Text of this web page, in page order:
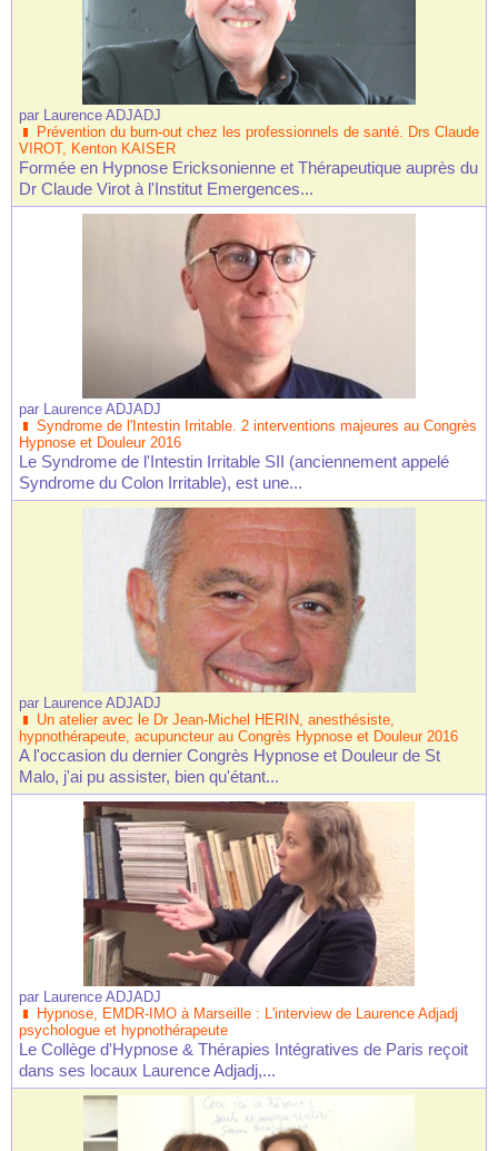
par Laurence ADJADJ
Prévention du burn-out chez les professionnels de santé. Drs Claude
VIROT, Kenton KAISER
Formée en Hypnose Ericksonienne et Thérapeutique auprès du
Dr Claude Virot à l'Institut Emergences...
par Laurence ADJADJ
Syndrome de l'Intestin Irritable. 2 interventions majeures au Congrès
Hypnose et Douleur 2016
Le Syndrome de l'Intestin Irritable SII (anciennement appelé
Syndrome du Colon Irritable), est une...
par Laurence ADJADJ
Un atelier avec le Dr Jean-Michel HERIN, anesthésiste,
hypnothérapeute, acupuncteur au Congrès Hypnose et Douleur 2016
A l'occasion du dernier Congrès Hypnose et Douleur de St
Malo, j'ai pu assister, bien qu'étant...
par Laurence ADJADJ
Hypnose, EMDR-IMO à Marseille : L'interview de Laurence Adjadj
psychologue et hypnothérapeute
Le Collège d'Hypnose & Thérapies Intégratives de Paris reçoit
dans ses locaux Laurence Adjadj,...